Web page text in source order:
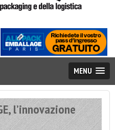
MENU
l’innovazione